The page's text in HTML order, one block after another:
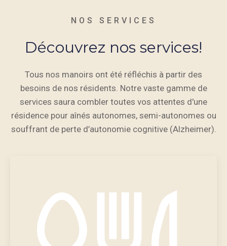
NOS SERVICES
Découvrez nos services!
Tous nos manoirs ont été réfléchis à partir des
besoins de nos résidents. Notre vaste gamme de
services saura combler toutes vos attentes d'une
résidence pour aînés autonomes, semi-autonomes ou
souffrant de perte d’autonomie cognitive (Alzheimer).